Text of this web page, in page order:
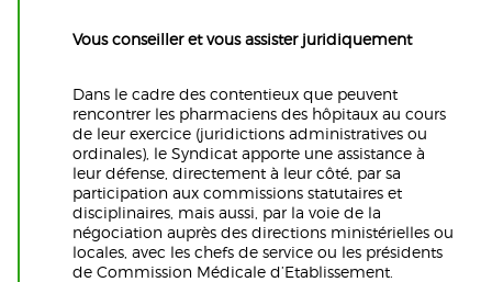
Vous conseiller et vous assisterjuridiquement
Dans le cadre des contentieux que peuvent
rencontrer les pharmaciens des hôpitaux au cours
de leur exercice (juridictions administratives ou
ordinales), le Syndicat apporte une assistance à
leur défense, directement à leur côté, par sa
participation aux commissions statutaires et
disciplinaires, mais aussi, par la voie de la
négociation auprès des directions ministérielles ou
locales, avec les chefs de service ou les présidents
de Commission Médicale d’Etablissement.